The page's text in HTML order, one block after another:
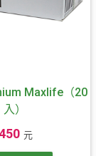
Maxlife（20
入）
元